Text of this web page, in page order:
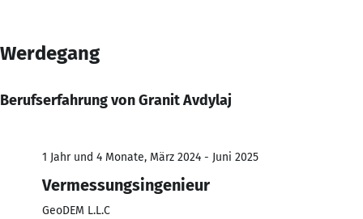
Werdegang
Berufserfahrung von Granit Avdylaj
1 Jahr und 4 Monate, März 2024 - Juni 2025
Vermessungsingenieur
GeoDEM L.L.C